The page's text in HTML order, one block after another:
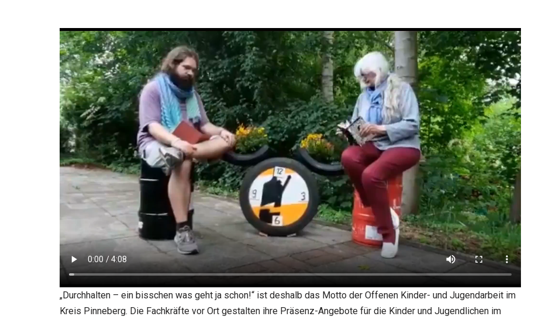
„Durchhalten – ein bisschen was geht ja schon!“ ist deshalb das Motto der Offenen Kinder- und Jugendarbeit im
Kreis Pinneberg. Die Fachkräfte vor Ort gestalten ihre Präsenz-Angebote für die Kinder und Jugendlichen im